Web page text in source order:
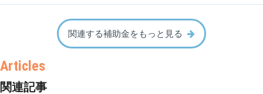
関連する補助金をもっと見る
関連記事